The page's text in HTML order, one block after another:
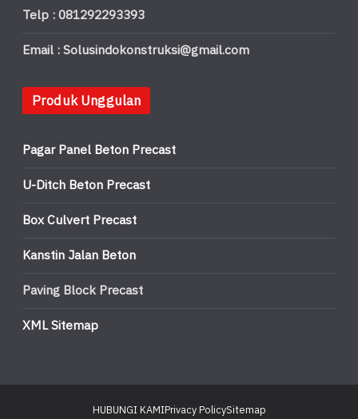
Telp : 081292293393
Email : Solusindokonstruksi@gmail.com
Produk Unggulan
Pagar Panel Beton Precast
U-Ditch Beton Precast
Box Culvert Precast
Kanstin Jalan Beton
Paving Block Precast
XML Sitemap
HUBUNGI KAMIPrivacy PolicySitemap